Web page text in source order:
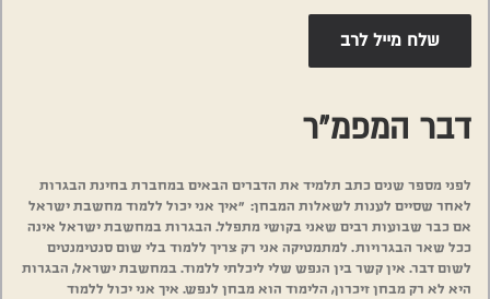
שלח מייל לרב
דבר המפמ”ר
לפני מספר שנים כתב תלמיד את הדברים הבאים במחברת בחינת הבגרות
לאחר שסיים לענות לשאלות המבחן: “איך אני יכול ללמוד מחשבת ישראל
אם כבר שבועות רבים שאני בקושי מתפלל. הבגרות במחשבת ישראל אינה
ככל שאר הבגרויות. למתמטיקה אני רק צריך ללמוד בלי שום סנטימנטים
לשום דבר. אין קשר בין הנפש שלי ליכלתי ללמוד. במחשבת ישראל, הבגרות
היא לא רק מבחן זיכרון, הלימוד הוא מבחן לנפש. איך אני יכול ללמוד